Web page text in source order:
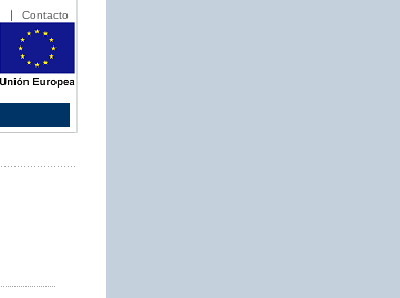
Contacto